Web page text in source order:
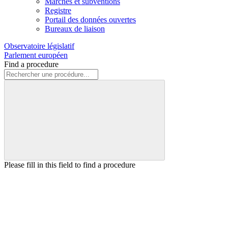
Registre
Portail des données ouvertes
Bureaux de liaison
Observatoire législatif
Parlement européen
Find a procedure
Please fill in this field to find a procedure